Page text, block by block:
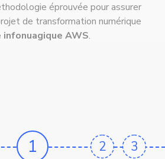
éprouvée pour assurer
de transformation numérique
AWS.
1 2 3